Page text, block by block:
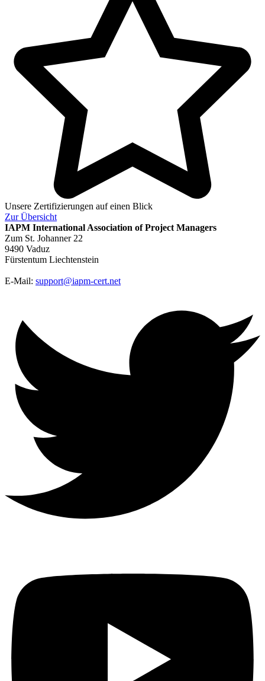
Unsere Zertifizierungen auf einen Blick
ZurÜbersicht
IAPM International Association of Project Managers
Zum St. Johanner 22
9490 Vaduz
Fürstentum Liechtenstein
E-Mail: support@iapm-cert.net